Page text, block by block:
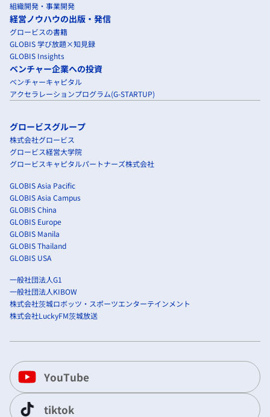
組織開発・事業開発
経営ノウハウの出版・発信
グロービスの書籍
GLOBIS 学び放題×知見録
GLOBIS Insights
ベンチャー企業への投資
ベンチャーキャピタル
アクセラレーションプログラム(G-STARTUP)
グロービスグループ
株式会社グロービス
グロービス経営大学院
グロービスキャピタルパートナーズ株式会社
GLOBIS Asia Pacific
GLOBIS Asia Campus
GLOBIS China
GLOBIS Europe
GLOBIS Manila
GLOBIS Thailand
GLOBIS USA
一般社団法人G1
一般社団法人KIBOW
株式会社茨城ロボッツ・スポーツエンターテインメント
株式会社LuckyFM茨城放送
YouTube
tiktok